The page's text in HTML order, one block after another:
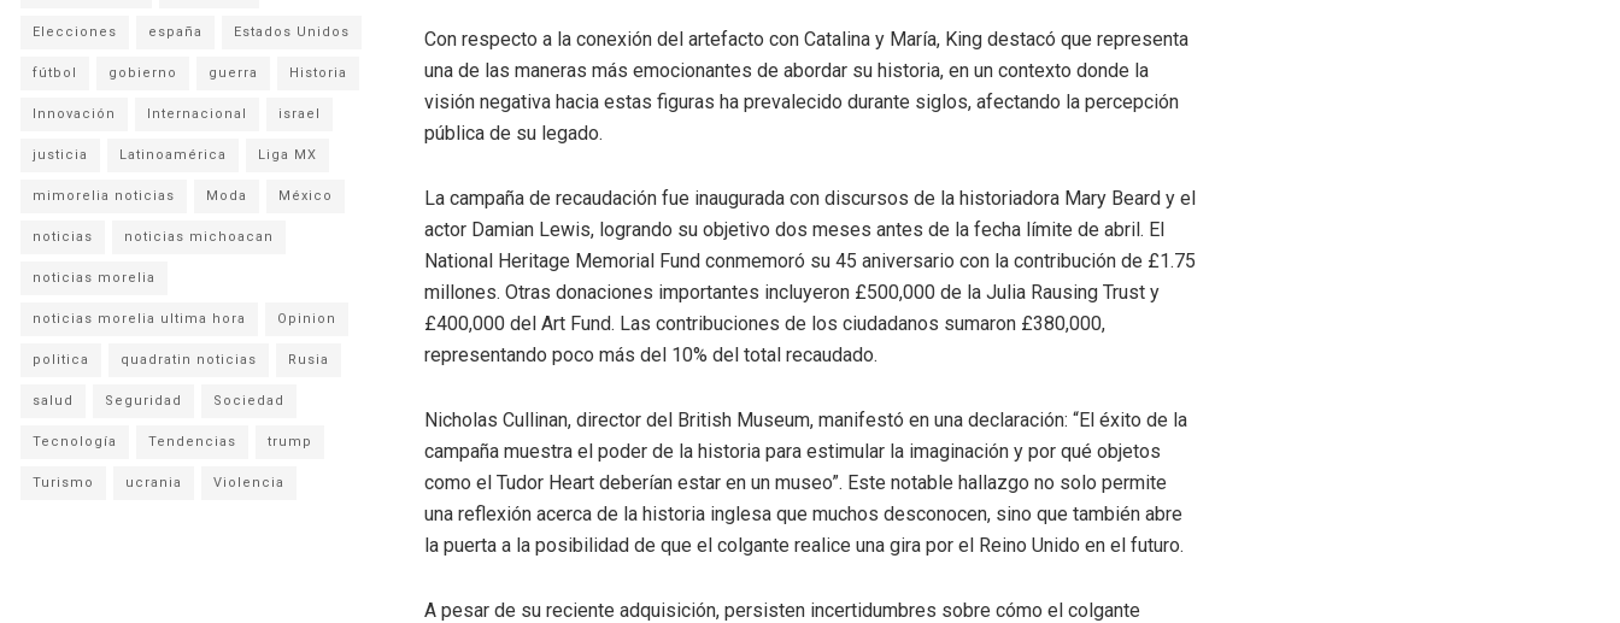
Con respecto a la conexión del artefacto con Catalina y María, King destacó que representa
una de las maneras más emocionantes de abordar su historia, en un contexto donde la
visión negativa hacia estas figuras ha prevalecido durante siglos, afectando la percepción
pública de su legado.
La campaña de recaudación fue inaugurada con discursos de la historiadora Mary Beard y el
actor Damian Lewis, logrando su objetivo dos meses antes de la fecha límite de abril. El
National Heritage Memorial Fund conmemoró su 45 aniversario con la contribución de £1.75
millones. Otras donaciones importantes incluyeron £500,000 de la Julia Rausing Trust y
£400,000 del Art Fund. Las contribuciones de los ciudadanos sumaron £380,000,
representando poco más del 10% del total recaudado.
Nicholas Cullinan, director del British Museum, manifestó en una declaración: “El éxito de la
campaña muestra el poder de la historia para estimular la imaginación y por qué objetos
como el Tudor Heart deberían estar en un museo”. Este notable hallazgo no solo permite
una reflexión acerca de la historia inglesa que muchos desconocen, sino que también abre
la puerta a la posibilidad de que el colgante realice una gira por el Reino Unido en el futuro.
A pesar de su reciente adquisición, persisten incertidumbres sobre cómo el colgante
Elecciones españa Estados Unidos
fútbol gobierno guerra Historia
Innovación Internacional israel
justicia Latinoamérica Liga MX
mimorelia noticias Moda México
noticias noticias michoacan
noticias morelia
noticias morelia ultima hora Opinion
politica quadratin noticias Rusia
salud Seguridad Sociedad
Tecnología Tendencias trump
Turismo ucrania Violencia